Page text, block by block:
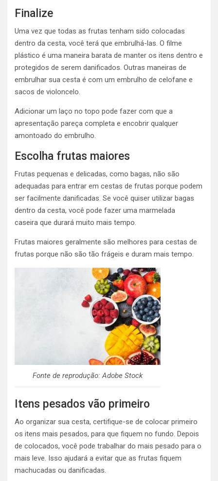
Finalize
Uma vez que todas as frutas tenham sido colocadas
dentro da cesta, você terá que embrulhá-las. O filme
plástico é uma maneira barata de manter os itens dentro e
protegidos de serem danificados. Outras maneiras de
embrulhar sua cesta é com um embrulho de celofane e
sacos de violoncelo.
Adicionar um laço no topo pode fazer com que a
apresentação pareça completa e encobrir qualquer
amontoado do embrulho.
Escolha frutas maiores
Frutas pequenas e delicadas, como bagas, não são
adequadas para entrar em cestas de frutas porque podem
ser facilmente danificadas. Se você quiser utilizar bagas
dentro da cesta, você pode fazer uma marmelada
caseira que durará muito mais tempo.
Frutas maiores geralmente são melhores para cestas de
frutas porque não são tão frágeis e duram mais tempo.
Fonte de reprodução: Adobe Stock
Itens pesados ​​vão primeiro
Ao organizar sua cesta, certifique-se de colocar primeiro
os itens mais pesados, para que fiquem no fundo. Depois
de colocados, você pode trabalhar do mais pesado para o
mais leve. Isso ajudará a evitar que as frutas fiquem
machucadas ou danificadas.